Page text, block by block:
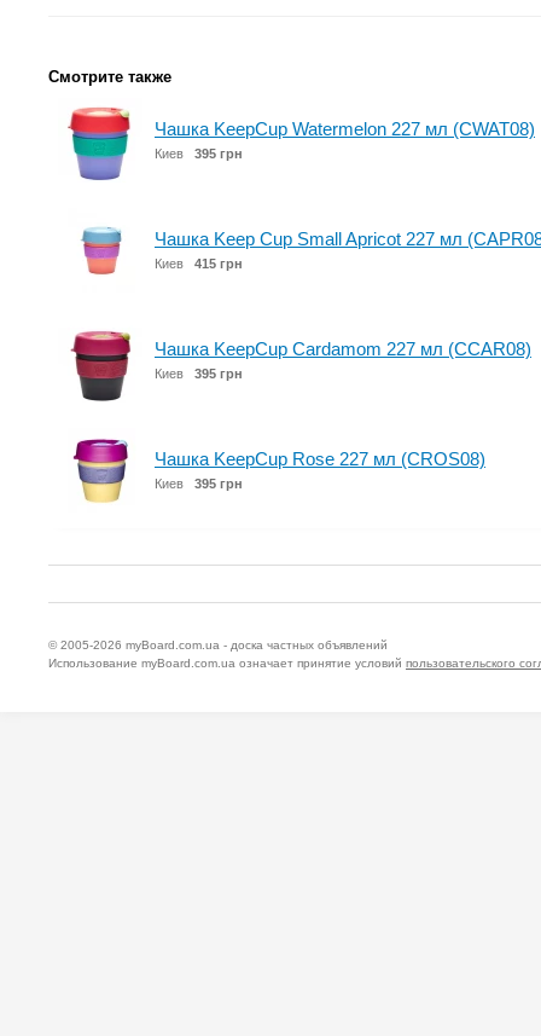
Смотрите также
Чашка KeepCup Watermelon 227 мл (CWAT08)
Киев 395 грн
Чашка Keep Cup Small Apricot 227 мл
Киев 415 грн
Чашка KeepCup Cardamom 227 мл (CCAR08)
Киев 395 грн
Чашка KeepCup Rose 227 мл (CROS08)
Киев 395 грн
© 2005-2026 myBoard.com.ua - доска частных объявлений
Использование myBoard.com.ua означает принятие условий пользовательского